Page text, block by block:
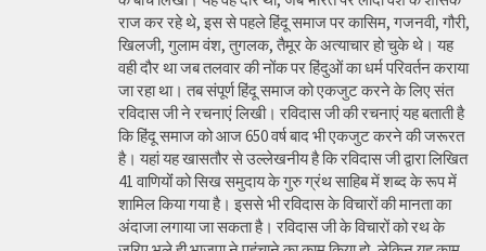
राज कर रहे थे, इस से पहले हिंदू समाज पर कासिम, गजनवी, गौरी,
खिलजी, गुलाम वंश, तुगलक, तैमूर के अत्याचार हो चुके थे। यह
वही दौर था जब तलवार की नोंक पर हिंदुओं का धर्म परिवर्तन कराया
जा रहा था। तब संपूर्ण हिंदू समाज को एकजुट करने के लिए संत
रविदास जी ने रचनाएं लिखी। रविदास जी की रचनाएं यह बताती है
कि हिंदू समाज को आज 650 वर्ष बाद भी एकजुट करने की जरूरत
है। यहां यह खासतौर से उल्लेखनीय है कि रविदास जी द्वारा लिखित
41 वाणियोंं को सिख समुदाय के गुरु ग्रंथ साहिब में शब्द के रूप में
शामिल किया गया है। इससे भी रविदास के विचारों की मानता का
अंदाजा लगाया जा सकता है। रविदास जी के विचारों को रथ के